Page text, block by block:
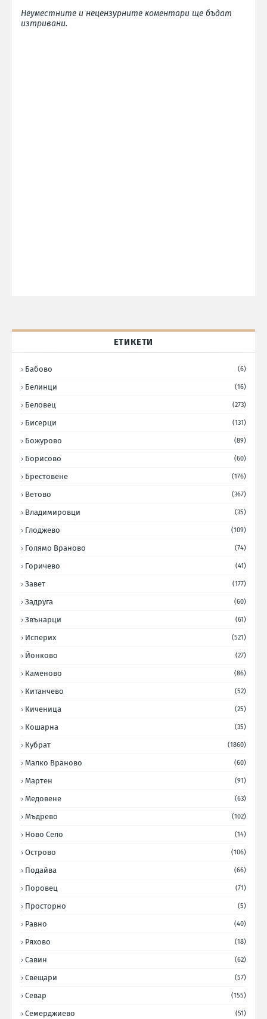
Неуместните и нецензурните коментари ще бъдат
изтривани.
ЕТИКЕТИ
Бабово (6)
Белинци (16)
Беловец (273)
Бисерци (131)
Божурово (89)
Борисово (60)
Брестовене (176)
Ветово (367)
Владимировци (35)
Глоджево (109)
Голямо Враново (74)
Горичево (41)
Завет (177)
Задруга (60)
Звънарци (61)
Исперих (521)
Йонково (27)
Каменово (86)
Китанчево (52)
Киченица (25)
Кошарна (35)
Кубрат (1860)
Малко Враново (60)
Мартен (91)
Медовене (63)
Мъдрево (102)
Ново Село (14)
Острово (106)
Подайва (66)
Поровец (71)
Просторно (5)
Равно (40)
Ряхово (18)
Савин (62)
Свещари (57)
Севар (155)
Семерджиево (51)